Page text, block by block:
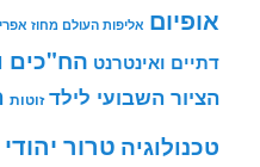
אופיום אליפות העולם מחוז
דתיים ואינטרנט הח"כים
הציור השבועי לילד זוטות
טכנולוגיה טרור יהודי